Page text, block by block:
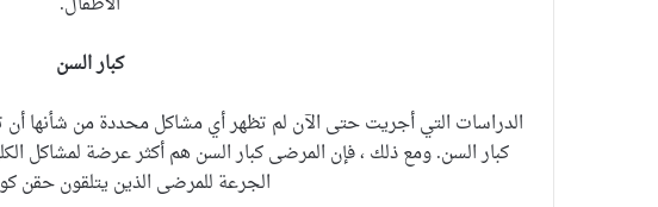
كبار السن
الدراسات التي أجريت حتى الآن لم تظهر أي مشاكل محددة من شأنها
كبار السن.ومع ذلك ، فإن المرضى كبار السن هم أكثر عرضة لمشاكل
الجرعة للمرضى الذين يتلقون حقن